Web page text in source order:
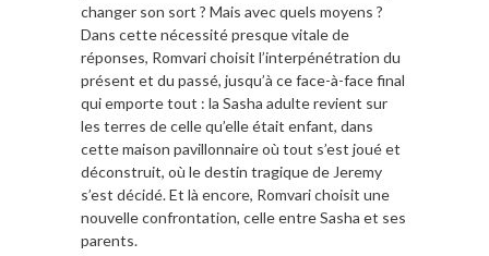
changer son sort ? Mais avec quels moyens ?
Dans cette nécessité presque vitale de
réponses, Romvari choisit l’interpénétration du
présent et du passé, jusqu’à ce face-à-face final
qui emporte tout : la Sasha adulte revient sur
les terres de celle qu’elle était enfant, dans
cette maison pavillonnaire où tout s’est joué et
déconstruit, où le destin tragique de Jeremy
s’est décidé. Et là encore, Romvari choisit une
nouvelle confrontation, celle entre Sasha et ses
parents.